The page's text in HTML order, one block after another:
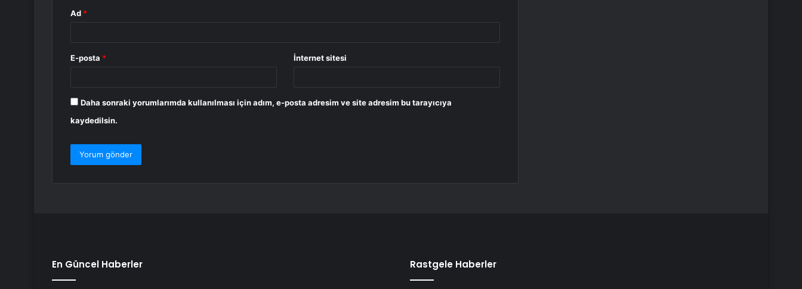
Ad *
E-posta * İnternet sitesi
Daha sonraki yorumlarımda kullanılması için adım, e-posta adresim ve site adresim bu tarayıcıya
kaydedilsin.
En Güncel Haberler Rastgele Haberler